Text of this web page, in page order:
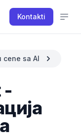
Kontakti
cene sa AI
-